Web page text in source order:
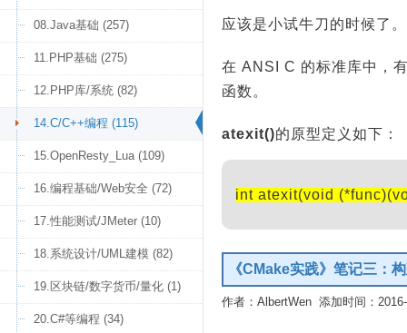
08.Java基础 (257)
11.PHP基础 (275)
12.PHP库/系统 (82)
14.C/C++编程 (115)
15.OpenResty_Lua (109)
16.编程基础/Web安全 (72)
17.性能测试/JMeter (10)
18.系统设计/UML建模 (82)
19.区块链/数字货币/量化 (1)
20.C#等编程 (34)
应该是小试牛刀的时候了。
在 ANSI C 的标准库中，
函数。
atexit()的原型定义如下：
int atexit(void
《CMake实践》笔记三：
作者：AlbertWen 添加时间：